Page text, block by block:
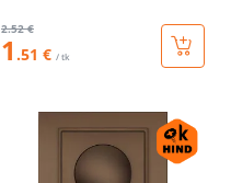
2.52 €
1 .51 € / tk